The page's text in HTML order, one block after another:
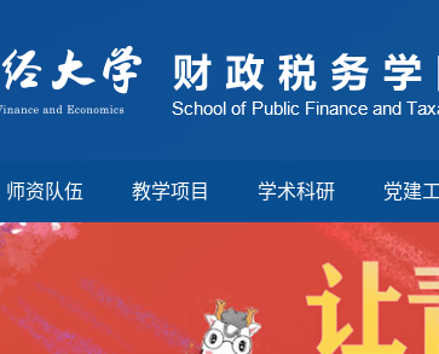
师资队伍 教学项目 学术科研 党建